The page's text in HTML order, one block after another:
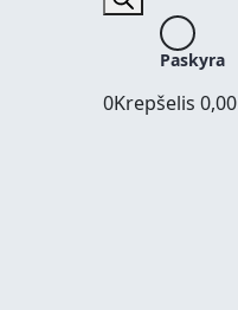
Paskyra
0Krepšelis 0,00